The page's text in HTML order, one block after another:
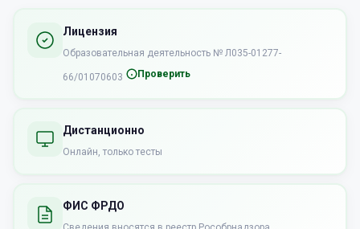
Лицензия
Образовательная деятельность № Л035-01277-
66/01070603 Проверить
Дистанционно
Онлайн, только тесты
ФИС ФРДО